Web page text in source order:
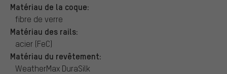
Matériau de la coque:
fibre de verre
Matériau des rails:
acier (FeC)
Matériau du revêtement:
WeatherMax DuraSilk